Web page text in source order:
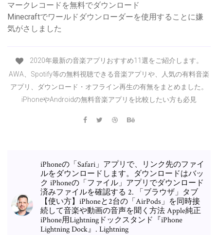
マークレコードを無料でダウンロード
Minecraftでワールドダウンローダーを使用することに嫌
気がさしました
2020年最新の音楽アプリおすすめ11選をご紹介します。
AWA、Spotify等の無料視聴できる音楽アプリや、人気の有料音楽
アプリ、ダウンロード・オフライン再生の有無をまとめました。
iPhoneやAndroidの無料音楽アプリを比較したい方も必見
iPhoneの「Safari」アプリで、リンク先のファイ
ルをダウンロードします。ダウンロードはバッ
ク iPhoneの「ファイル」アプリでダウンロード
済みファイルを確認する 2. 「ブラウザ」タブ
【使い方】iPhoneと2台の「AirPods」を同時接
続して音楽や動画の音声を聞く方法 Apple純正
iPhone用Lightningドックスタンド『iPhone
Lightning Dock』. Lightning